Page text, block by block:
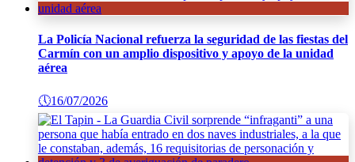
La Policía Nacional refuerza la seguridad de las fiestas del
Carmín con un amplio dispositivo y apoyo de la unidad
aérea
🕔16/07/2026